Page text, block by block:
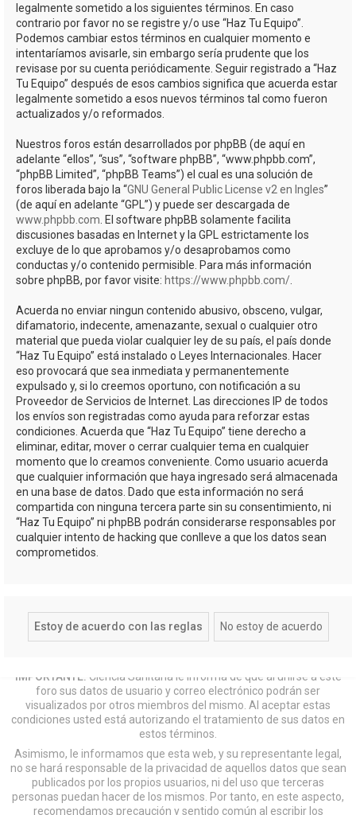
legalmente sometido a los siguientes términos. En caso
contrario por favor no se registre y/o use “Haz Tu Equipo”.
Podemos cambiar estos términos en cualquier momento e
intentaríamos avisarle, sin embargo sería prudente que los
revisase por su cuenta periódicamente. Seguir registrado a “Haz
Tu Equipo” después de esos cambios significa que acuerda estar
legalmente sometido a esos nuevos términos tal como fueron
actualizados y/o reformados.
Nuestros foros están desarrollados por phpBB (de aquí en
adelante “ellos”, “sus”, “software phpBB”, “www.phpbb.com”,
“phpBB Limited”, “phpBB Teams”) el cual es una solución de
foros liberada bajo la “GNU General Public License v2 en Ingles”
(de aquí en adelante “GPL”) y puede ser descargada de
www.phpbb.com . El software phpBB solamente facilita
discusiones basadas en Internet y la GPL estrictamente los
excluye de lo que aprobamos y/o desaprobamos como
conductas y/o contenido permisible. Para más información
sobre phpBB, por favor visite: https://www.phpbb.com/
Acuerda no enviar ningun contenido abusivo, obsceno, vulgar,
difamatorio, indecente, amenazante, sexual o cualquier otro
material que pueda violar cualquier ley de su país, el país donde
“Haz Tu Equipo” está instalado o Leyes Internacionales. Hacer
eso provocará que sea inmediata y permanentemente
expulsado y, si lo creemos oportuno, con notificación a su
Proveedor de Servicios de Internet. Las direcciones IP de todos
los envíos son registradas como ayuda para reforzar estas
condiciones. Acuerda que “Haz Tu Equipo” tiene derecho a
eliminar, editar, mover o cerrar cualquier tema en cualquier
momento que lo creamos conveniente. Como usuario acuerda
que cualquier información que haya ingresado será almacenada
en una base de datos. Dado que esta información no será
compartida con ninguna tercera parte sin su consentimiento, ni
“Haz Tu Equipo” ni phpBB podrán considerarse responsables por
cualquier intento de hacking que conlleve a que los datos sean
comprometidos.
IMPORTANTE: Ciencia Sanitaria le informa de que al unirse a este
foro sus datos de usuario y correo electrónico podrán ser
visualizados por otros miembros del mismo. Al aceptar estas
condiciones usted está autorizando el tratamiento de sus datos en
estos términos.
Asimismo, le informamos que esta web, y su representante legal,
no se hará responsable de la privacidad de aquellos datos que sean
publicados por los propios usuarios, ni del uso que terceras
personas puedan hacer de los mismos. Por tanto, en este aspecto,
recomendamos precaución y sentido común al escribir los